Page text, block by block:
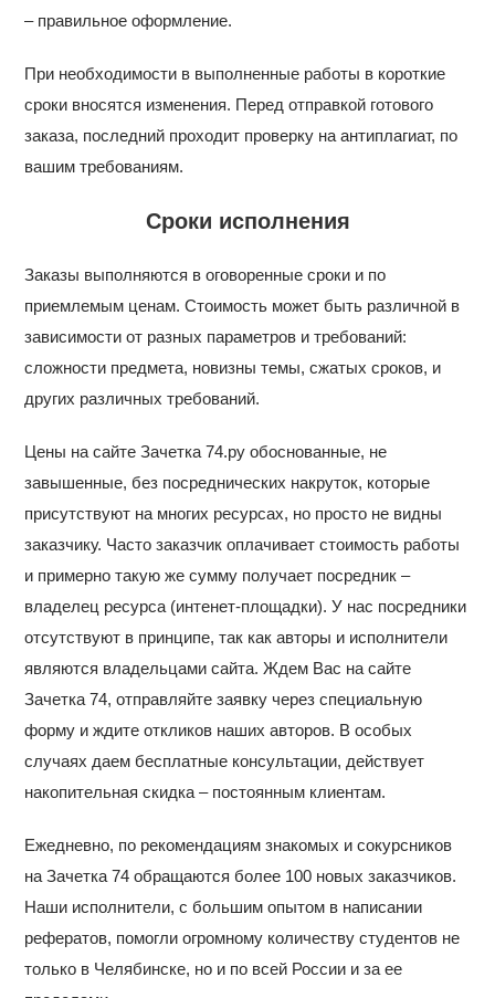
– правильное оформление.
При необходимости в выполненные работы в короткие
сроки вносятся изменения. Перед отправкой готового
заказа, последний проходит проверку на антиплагиат, по
вашим требованиям.
Сроки исполнения
Заказы выполняются в оговоренные сроки и по
приемлемым ценам. Стоимость может быть различной в
зависимости от разных параметров и требований:
сложности предмета, новизны темы, сжатых сроков, и
других различных требований.
Цены на сайте Зачетка 74.ру обоснованные, не
завышенные, без посреднических накруток, которые
присутствуют на многих ресурсах, но просто не видны
заказчику. Часто заказчик оплачивает стоимость работы
и примерно такую же сумму получает посредник –
владелец ресурса (интенет-площадки). У нас посредники
отсутствуют в принципе, так как авторы и исполнители
являются владельцами сайта. Ждем Вас на сайте
Зачетка 74, отправляйте заявку через специальную
форму и ждите откликов наших авторов. В особых
случаях даем бесплатные консультации, действует
накопительная скидка – постоянным клиентам.
Ежедневно, по рекомендациям знакомых и сокурсников
на Зачетка 74 обращаются более 100 новых заказчиков.
Наши исполнители, с большим опытом в написании
рефератов, помогли огромному количеству студентов не
только в Челябинске, но и по всей России и за ее